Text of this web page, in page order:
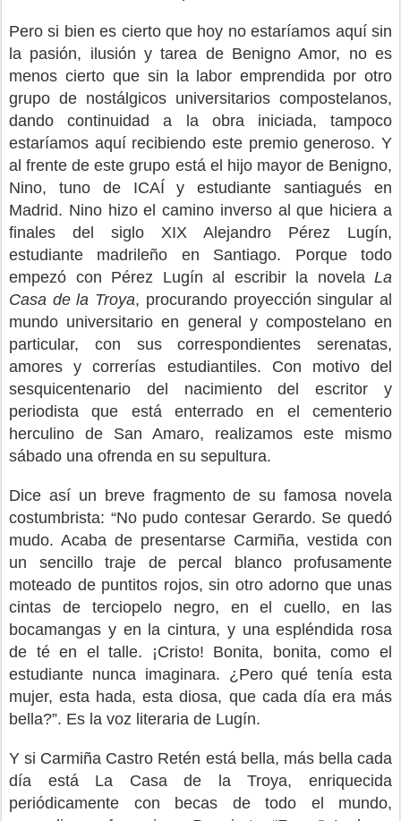
Pero si bien es cierto que hoy no estaríamos aquí sin
la pasión, ilusión y tarea de Benigno Amor, no es
menos cierto que sin la labor emprendida por otro
grupo de nostálgicos universitarios compostelanos,
dando continuidad a la obra iniciada, tampoco
estaríamos aquí recibiendo este premio generoso. Y
al frente de este grupo está el hijo mayor de Benigno,
Nino, tuno de ICAÍ y estudiante santiagués en
Madrid. Nino hizo el camino inverso al que hiciera a
finales del siglo XIX Alejandro Pérez Lugín,
estudiante madrileño en Santiago. Porque todo
empezó con Pérez Lugín al escribir la novela La
Casa de la Troya, procurando proyección singular al
mundo universitario en general y compostelano en
particular, con sus correspondientes serenatas,
amores y correrías estudiantiles. Con motivo del
sesquicentenario del nacimiento del escritor y
periodista que está enterrado en el cementerio
herculino de San Amaro, realizamos este mismo
sábado una ofrenda en su sepultura.
Dice así un breve fragmento de su famosa novela
costumbrista: “No pudo contesar Gerardo. Se quedó
mudo. Acaba de presentarse Carmiña, vestida con
un sencillo traje de percal blanco profusamente
moteado de puntitos rojos, sin otro adorno que unas
cintas de terciopelo negro, en el cuello, en las
bocamangas y en la cintura, y una espléndida rosa
de té en el talle. ¡Cristo! Bonita, bonita, como el
estudiante nunca imaginara. ¿Pero qué tenía esta
mujer, esta hada, esta diosa, que cada día era más
bella?”. Es la voz literaria de Lugín.
Y si Carmiña Castro Retén está bella, más bella cada
día está La Casa de la Troya, enriquecida
periódicamente con becas de todo el mundo,